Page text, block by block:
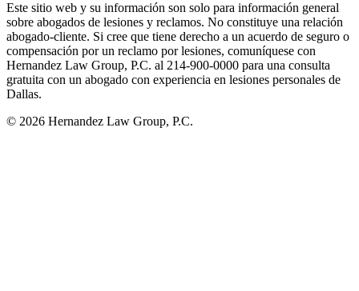
Este sitio web y su información son solo para información general
sobre abogados de lesiones y reclamos. No constituye una relación
abogado-cliente. Si cree que tiene derecho a un acuerdo de seguro o
compensación por un reclamo por lesiones, comuníquese con
Hernandez Law Group, P.C. al 214-900-0000 para una consulta
gratuita con un abogado con experiencia en lesiones personales de
Dallas.
© 2026 Hernandez Law Group, P.C.